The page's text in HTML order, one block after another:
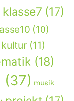
klasse7 (17)
(10)
kultur (11)
(18)
(37) musik